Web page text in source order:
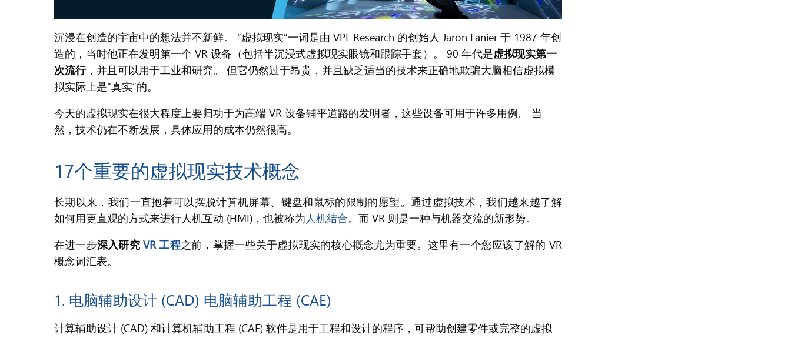
沉浸在创造的宇宙中的想法并不新鲜。 “虚拟现实”一词是由 VPL Research 的创始人 Jaron Lanier 于 1987 年创
造的，当时他正在发明第一个 VR 设备（包括半沉浸式虚拟现实眼镜和跟踪手套）。 90 年代是虚拟现实第一
次流行，并且可以用于工业和研究。 但它仍然过于昂贵，并且缺乏适当的技术来正确地欺骗大脑相信虚拟模
拟实际上是“真实”的。
今天的虚拟现实在很大程度上要归功于为高端 VR 设备铺平道路的发明者，这些设备可用于许多用例。 当
然，技术仍在不断发展，具体应用的成本仍然很高。
17个重要的虚拟现实技术概念
长期以来，我们一直抱着可以摆脱计算机屏幕、键盘和鼠标的限制的愿望。通过虚拟技术，我们越来越了解
如何用更直观的方式来进行人机互动 (HMI)，也被称为 人机结合。而 VR 则是一种与机器交流的新形势。
在进一步深入研究VR 工程之前，掌握一些关于虚拟现实的核心概念尤为重要。这里有一个您应该了解的 VR
概念词汇表。
1. 电脑辅助设计 (CAD) 电脑辅助工程 (CAE)
计算辅助设计 (CAD) 和计算机辅助工程 (CAE) 软件是用于工程和设计的程序，可帮助创建零件或完整的虚拟